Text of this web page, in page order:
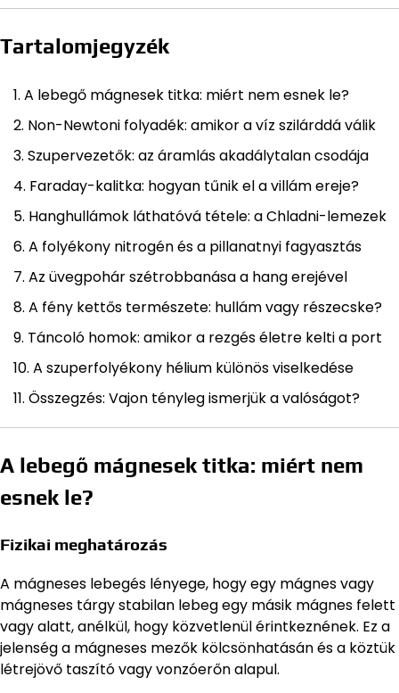
Tartalomjegyzék
A lebegő mágnesek titka: miért nem esnek le?
Non-Newtoni folyadék: amikor a víz szilárddá válik
Szupervezetők: az áramlás akadálytalan csodája
Faraday-kalitka: hogyan tűnik el a villám ereje?
Hanghullámok láthatóvá tétele: a Chladni-lemezek
A folyékony nitrogén és a pillanatnyi fagyasztás
Az üvegpohár szétrobbanása a hang erejével
A fény kettős természete: hullám vagy részecske?
Táncoló homok: amikor a rezgés életre kelti a port
A szuperfolyékony hélium különös viselkedése
Összegzés: Vajon tényleg ismerjük a valóságot?
A lebegő mágnesek titka: miért nem
esnek le?
Fizikai meghatározás
A mágneses lebegés lényege, hogy egy mágnes vagy
mágneses tárgy stabilan lebeg egy másik mágnes felett
vagy alatt, anélkül, hogy közvetlenül érintkeznének. Ez a
jelenség a mágneses mezők kölcsönhatásán és a köztük
létrejövő taszító vagy vonzóerőn alapul.